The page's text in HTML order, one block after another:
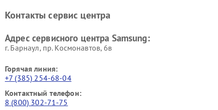
Контакты сервис центра
Адрес сервисного центра Samsung:
г. Барнаул, ​пр. Космонавтов, 6в
Горячая линия:
+7 (385) 254-68-04
Контактный телефон:
8 (800) 302-71-75